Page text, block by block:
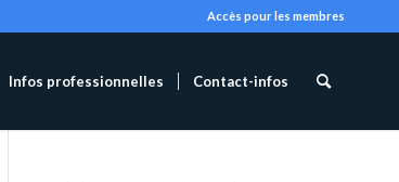
Accès pour les membres
Infos professionnelles Contact-infos